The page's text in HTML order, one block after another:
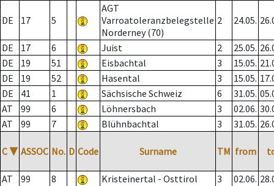
DE 17 5
AGT
Varroatoleranzbelegstelle
Norderney (70)
2 24.05.
DE 17 6 Juist 2 25.05.
DE
19 51 Eisbachtal 3 15.05.
DE
19 52 Hasental 3 15.05.
DE
41 1 Sächsische Schweiz 6 31.05.
AT
99 6 Löhnersbach 3 02.06.
AT
99 7 Blühnbachtal 3 31.05.
C ▼ ASSOC No. D Code Surname TM from
AT 99 8 Kristeinertal - Osttirol 3 02.06.